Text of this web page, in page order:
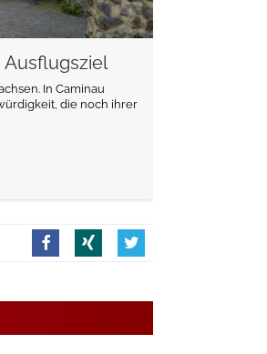
In Caminau
die noch ihrer